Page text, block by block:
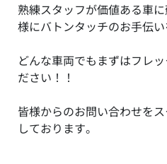
熟練スタッフが価値ある車
様にバトンタッチのお手伝
どんな車両でもまずはフレ
ださい！！
皆様からのお問い合わせを
しております。